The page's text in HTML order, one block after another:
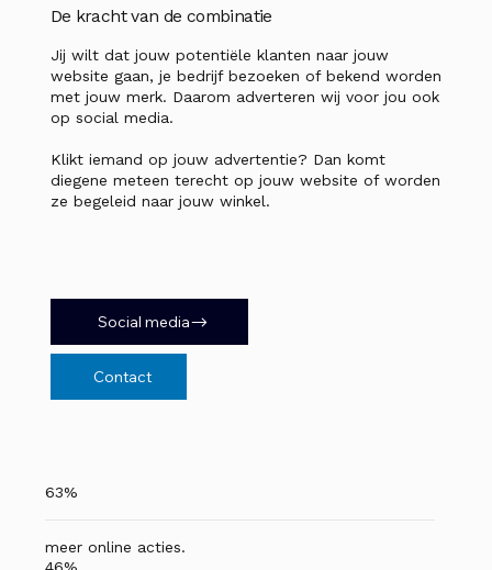
De kracht van de combinatie
Jij wilt dat jouw potentiële klanten naar jouw
website gaan, je bedrijf bezoeken of bekend worden
met jouw merk. Daarom adverteren wij voor jou ook
op social media.
Klikt iemand op jouw advertentie? Dan komt
diegene meteen terecht op jouw website of worden
ze begeleid naar jouw winkel.
Social media
Contact
63%
meer online acties.